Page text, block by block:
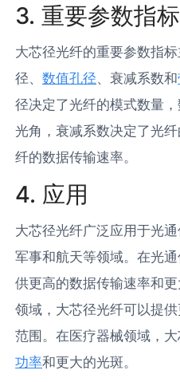
3. 重要参数指标
大芯径光纤的重要参数指
径、数值孔径、衰减系数和
径决定了光纤的模式数量
光角，衰减系数决定了光
纤的数据传输速率。
4. 应用
大芯径光纤广泛应用于光
军事和航天等领域。在光
供更高的数据传输速率和
领域，大芯径光纤可以提
范围。在医疗器械领域，
功率和更大的光斑。